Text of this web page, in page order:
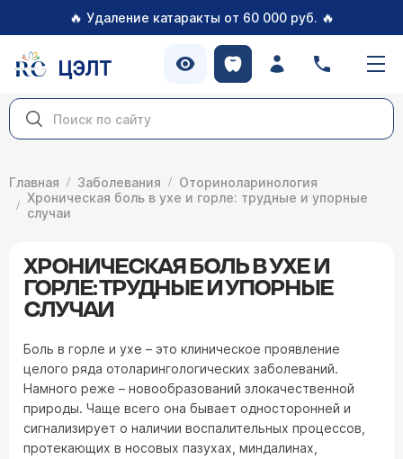
🔥 Удаление катаракты от 60 000 руб. 🔥
ЦЭЛТ
Главная Заболевания
Оториноларинология
Хроническая боль в ухе и горле: трудные и упорные
случаи
ХРОНИЧЕСКАЯ БОЛЬ В УХЕ И
ГОРЛЕ: ТРУДНЫЕ И УПОРНЫЕ
СЛУЧАИ
Боль в горле и ухе – это клиническое проявление
целого ряда отоларингологических заболеваний.
Намного реже – новообразований злокачественной
природы. Чаще всего она бывает односторонней и
сигнализирует о наличии воспалительных процессов,
протекающих в носовых пазухах, миндалинах,